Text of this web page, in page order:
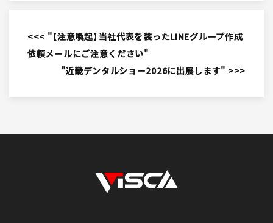
<<< "【注意喚起】当社代表を装ったLINEグループ作成
依頼メールにご注意ください"
"近畿デンタルショー2026に出展します" >>>